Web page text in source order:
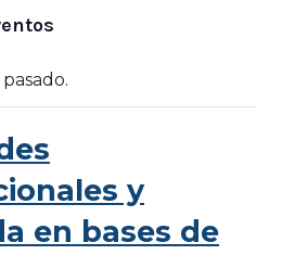
y
en bases de